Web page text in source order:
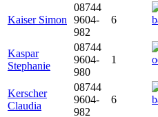
Kaiser Simon
08744
9604-
982
6
Kaspar
Stephanie
08744
9604-
980
1
Kerscher
Claudia
08744
9604-
982
6